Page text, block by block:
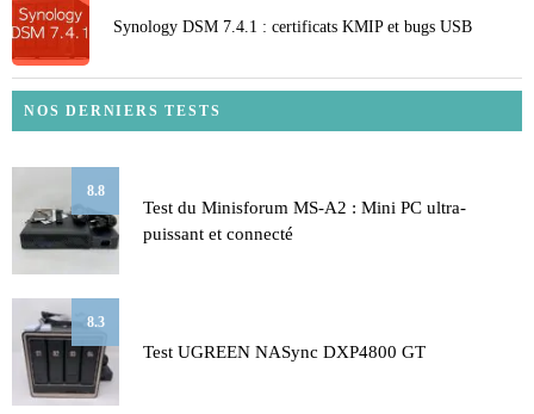
Synology DSM 7.4.1 : certificats KMIP et bugs USB
NOS DERNIERS TESTS
8.8
Test du Minisforum MS-A2 : Mini PC ultra-
puissant et connecté
8.3
Test UGREEN NASync DXP4800 GT